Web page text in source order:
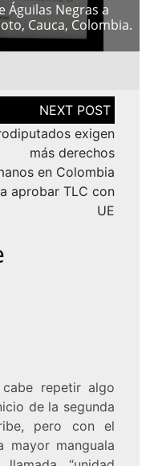
Águilas Negras a
Cauca, Colombia.
exigen
más derechos
en Colombia
aprobar TLC con
UE
repetir algo
de la segunda
pero con el
mayor manguala